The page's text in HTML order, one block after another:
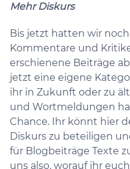
Mehr Diskurs
Bis jetzt hatten wir
Kommentare und
erschienene Beiträge
jetzt eine eigene
ihr in Zukunft oder zu
und Wortmeldungen
Chance. Ihr könnt hier
Diskurs zu beteiligen
für Blogbeiträge Texte
uns also, worauf ihr